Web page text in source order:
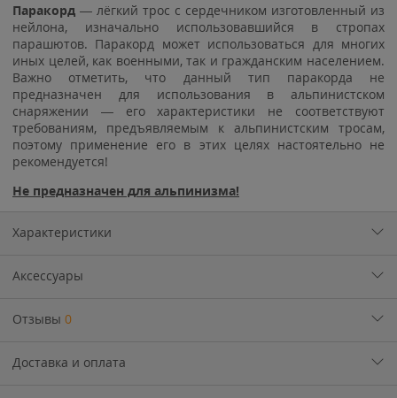
Паракорд — лёгкий трос с сердечником изготовленный из
нейлона, изначально использовавшийся в стропах
парашютов. Паракорд может использоваться для многих
иных целей, как военными, так и гражданским населением.
Важно отметить, что данный тип паракорда не
предназначен для использования в альпинистском
снаряжении — его характеристики не соответствуют
требованиям, предъявляемым к альпинистским тросам,
поэтому применение его в этих целях настоятельно не
рекомендуется!
Не предназначен для альпинизма!
Характеристики
Аксессуары
Отзывы 0
Доставка и оплата